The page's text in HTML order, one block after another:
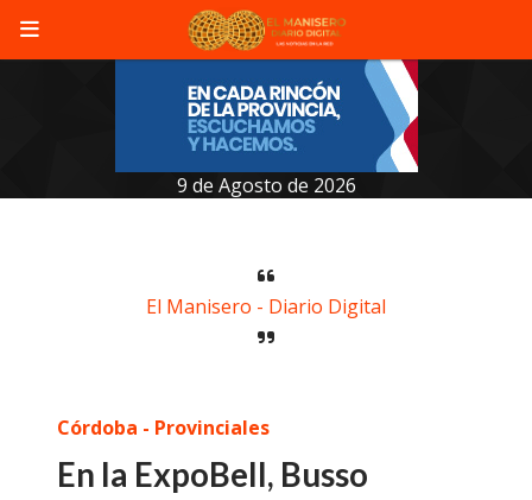
9 de Agosto de 2026
El Manisero - Diario Digital
En la ExpoBell, Busso
Córdoba - Provinciales